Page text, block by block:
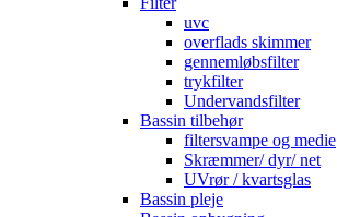
uvc
overflads skimmer
gennemløbsfilter
trykfilter
Undervandsfilter
Bassin tilbehør
filtersvampe og medie
Skræmmer/ dyr/ net
UVrør / kvartsglas
Bassin pleje